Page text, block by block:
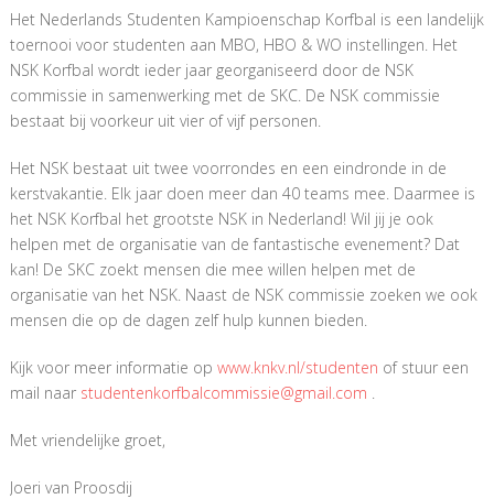
Het Nederlands Studenten Kampioenschap Korfbal is een landelijk
toernooi voor studenten aan MBO, HBO & WO instellingen. Het
NSK Korfbal wordt ieder jaar georganiseerd door de NSK
commissie in samenwerking met de SKC. De NSK commissie
bestaat bij voorkeur uit vier of vijf personen.
Het NSK bestaat uit twee voorrondes en een eindronde in de
kerstvakantie. Elk jaar doen meer dan 40 teams mee. Daarmee is
het NSK Korfbal het grootste NSK in Nederland! Wil jij je ook
helpen met de organisatie van de fantastische evenement? Dat
kan! De SKC zoekt mensen die mee willen helpen met de
organisatie van het NSK. Naast de NSK commissie zoeken we ook
mensen die op de dagen zelf hulp kunnen bieden.
Kijk voor meer informatie op www.knkv.nl/studenten of stuur een
mail naar studentenkorfbalcommissie@gmail.com .
Met vriendelijke groet,
Joeri van Proosdij